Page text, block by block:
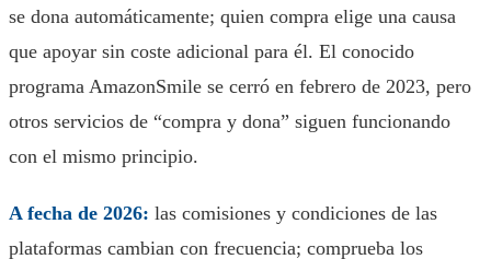
se dona automáticamente; quien compra elige una causa
que apoyar sin coste adicional para él. El conocido
programa AmazonSmile se cerró en febrero de 2023, pero
otros servicios de “compra y dona” siguen funcionando
con el mismo principio.
A fecha de 2026: las comisiones y condiciones de las
plataformas cambian con frecuencia; comprueba los